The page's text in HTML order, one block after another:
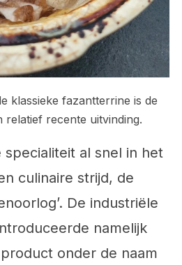
klassieke fazantterrine is de
relatief recente uitvinding.
specialiteit al snel in het
culinaire strijd, de
De industriële
namelijk
onder de naam